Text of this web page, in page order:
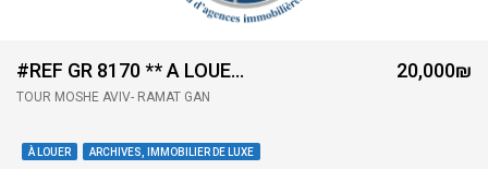
#REF GR 8170 ** A LOUER 4 PIECES -TOUR MOSHÉ AVIV- RAMAT GAN ***
TOUR MOSHÉ AVIV- RAMAT GAN
20,000₪
À LOUER ARCHIVES, IMMOBILIER DE LUXE